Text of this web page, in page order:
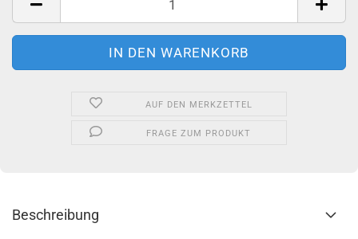
AUF DEN MERKZETTEL
FRAGE ZUM PRODUKT
Beschreibung